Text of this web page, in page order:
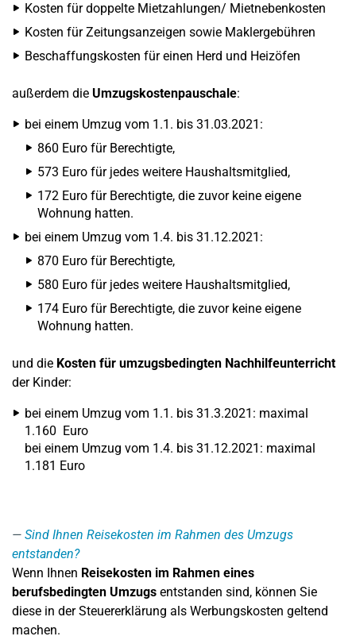
Kosten für doppelte Mietzahlungen/ Mietnebenkosten
Kosten für Zeitungsanzeigen sowie Maklergebühren
Beschaffungskosten für einen Herd und Heizöfen
außerdem die Umzugskostenpauschale:
bei einem Umzug vom 1.1. bis 31.03.2021:
860 Euro für Berechtigte,
573 Euro für jedes weitere Haushaltsmitglied,
172 Euro für Berechtigte, die zuvor keine eigene
Wohnung hatten.
bei einem Umzug vom 1.4. bis 31.12.2021:
870 Euro für Berechtigte,
580 Euro für jedes weitere Haushaltsmitglied,
174 Euro für Berechtigte, die zuvor keine eigene
Wohnung hatten.
und die Kosten für umzugsbedingten Nachhilfeunterricht
der Kinder:
bei einem Umzug vom 1.1. bis 31.3.2021: maximal
1.160 Euro
bei einem Umzug vom 1.4. bis 31.12.2021: maximal
1.181 Euro
Sind Ihnen Reisekosten im Rahmen des Umzugs
entstanden?
Wenn Ihnen Reisekosten im Rahmen eines
berufsbedingten Umzugs entstanden sind, können Sie
diese in der Steuererklärung als Werbungskosten geltend
machen.